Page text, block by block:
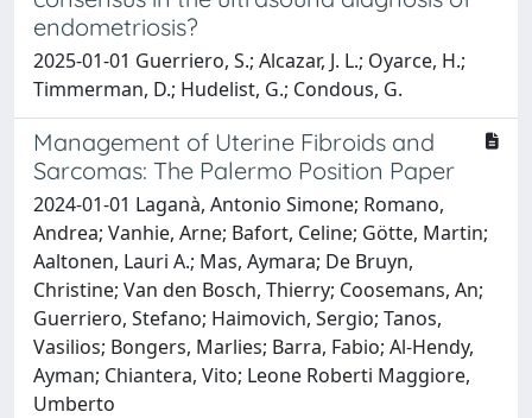
endometriosis?
2025-01-01 Guerriero, S.; Alcazar, J. L.; Oyarce, H.;
Timmerman, D.; Hudelist, G.; Condous, G.
Management of Uterine Fibroids and
Sarcomas: The Palermo Position Paper
2024-01-01 Laganà, Antonio Simone; Romano,
Andrea; Vanhie, Arne; Bafort, Celine; Götte, Martin;
Aaltonen, Lauri A.; Mas, Aymara; De Bruyn,
Christine; Van den Bosch, Thierry; Coosemans, An;
Guerriero, Stefano; Haimovich, Sergio; Tanos,
Vasilios; Bongers, Marlies; Barra, Fabio; Al-Hendy,
Ayman; Chiantera, Vito; Leone Roberti Maggiore,
Umberto